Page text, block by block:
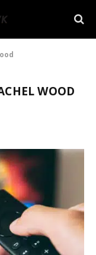
WOOD